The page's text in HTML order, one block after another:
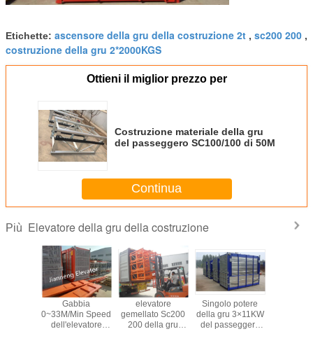
Etichette: ascensore della gru della costruzione 2t , sc200 200 ,
costruzione della gru 2*2000KGS
Ottieni il miglior prezzo per
Costruzione materiale della gru
del passeggero SC100/100 di 50M
Continua
Più Elevatore della gru della costruzione
Gabbia
0~33M/Min Speed
dell'elevatore
elevatore
gemellato Sc200
200 della gru
Singolo potere
della gru 3×11KW
del passeggero